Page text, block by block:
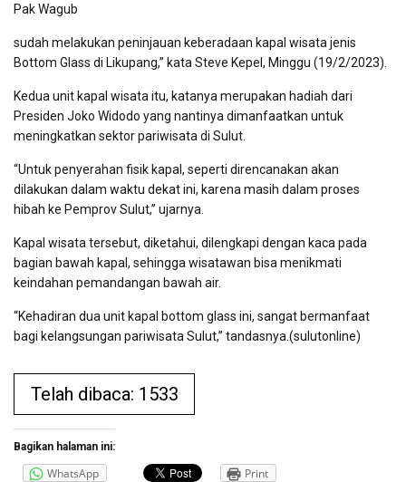
Pak Wagub
sudah melakukan peninjauan keberadaan kapal wisata jenis
Bottom Glass di Likupang,” kata Steve Kepel, Minggu (19/2/2023).
Kedua unit kapal wisata itu, katanya merupakan hadiah dari
Presiden Joko Widodo yang nantinya dimanfaatkan untuk
meningkatkan sektor pariwisata di Sulut.
“Untuk penyerahan fisik kapal, seperti direncanakan akan
dilakukan dalam waktu dekat ini, karena masih dalam proses
hibah ke Pemprov Sulut,” ujarnya.
Kapal wisata tersebut, diketahui, dilengkapi dengan kaca pada
bagian bawah kapal, sehingga wisatawan bisa menikmati
keindahan pemandangan bawah air.
“Kehadiran dua unit kapal bottom glass ini, sangat bermanfaat
bagi kelangsungan pariwisata Sulut,” tandasnya.(sulutonline)
Telah dibaca: 1533
Bagikan halaman ini:
WhatsApp Print